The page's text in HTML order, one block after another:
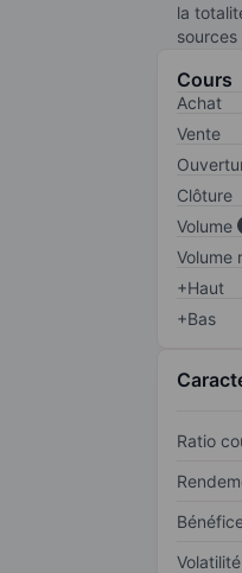
la
Cours
Achat
Vente
Clôture
Volume
Volume
+Haut
+Bas
Ratio